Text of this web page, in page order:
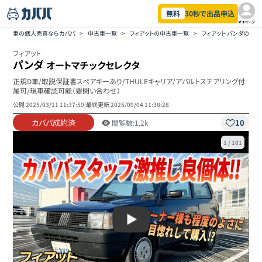
無料 30秒で出品申込
マイページ
車の個人売買ならカババ > 中古車一覧 > フィアットの中古車一覧 > フィアット パンダの中
フィアット
パンダ オートマチックセレクタ
正規D車/取説保証書スペアキーあり/THULEキャリア/アバルトステアリング付
属可/現車確認可能（要問い合わせ）
公開2025/03/11 11:37:59|最終更新2025/09/04 11:38:28
カババ成約済 閲覧数:1.2k 10
1 / 101